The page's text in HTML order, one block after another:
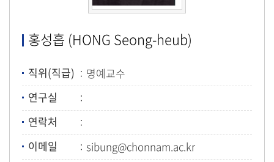
홍성흡 (HONG Seong-heub)
직위(직급)
명예교수
연구실
연락처
이메일
sibung@chonnam.ac.kr